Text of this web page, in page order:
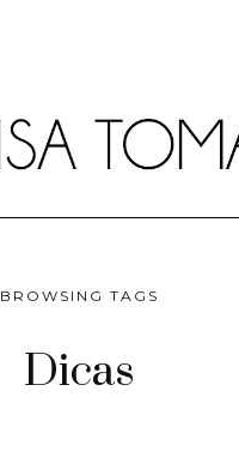
BROWSING TAGS
Dicas